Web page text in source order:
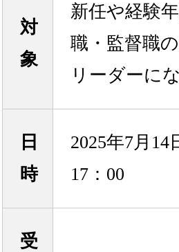
対
象
新任や経験
職・監督職
リーダーに
日
時
2025年7月14
17：00
受